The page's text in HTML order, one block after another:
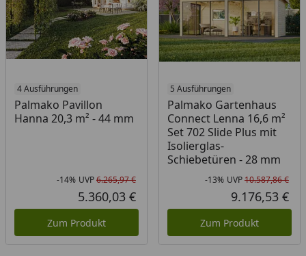
4 Ausführungen
Palmako Pavillon
Hanna 20,3 m² - 44 mm
Rabatt in Prozent
-14%
Ursprünglicher Preis
UVP6.265,97 €
Aktueller Preis
5.360,03 €
Zum Produkt
5 Ausführungen
Palmako Gartenhaus
Connect Lenna 16,6 m²
Set 702 Slide Plus mit
Isolierglas-
Schiebetüren - 28 mm
-13% UVP10.587,86 €
9.176,53 €
Zum Produkt